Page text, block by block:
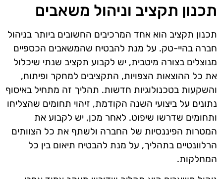
תכנון תקציב וניהול משאבים
תכנון תקציב הוא אחד המרכיבים החשובים ביותר בניהול
חברה בהיי-טק. על מנת להבטיח שהמשאבים הכספיים
מנוצלים בצורה מיטבית, יש לקבוע תקציב שנתי שיכלול
את כל ההוצאות הצפויות, התקציבים למחקר ופיתוח,
והשקעות בטכנולוגיות חדשות. תהליך זה מתחיל באיסוף
נתונים על ביצועי השנה הקודמת, זיהוי תחומים שהצליחו
ותחומים שדרשו שיפוט. לאחר מכן, יש לקבוע את
המטרות הפיננסיות של החברה ולשתף את כל הצוותים
הרלוונטיים בתהליך, על מנת להבטיח תיאום בין כל
המחלקות.